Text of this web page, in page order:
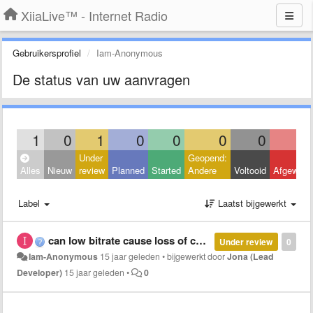
XiiaLive™ - Internet Radio
Gebruikersprofiel Iam-Anonymous
De status van uw aanvragen
1 0 1 0 0 0 0
Alles Nieuw
Under
review Planned Started
Geopend:
Andere
Voltooid
Label Laatst bijgewerkt
0
Under review
can low bitrate cause loss of connection?
Iam-Anonymous 15 jaar geleden •bijgewerkt doorJona (Lead
Developer) 15 jaar geleden • 0